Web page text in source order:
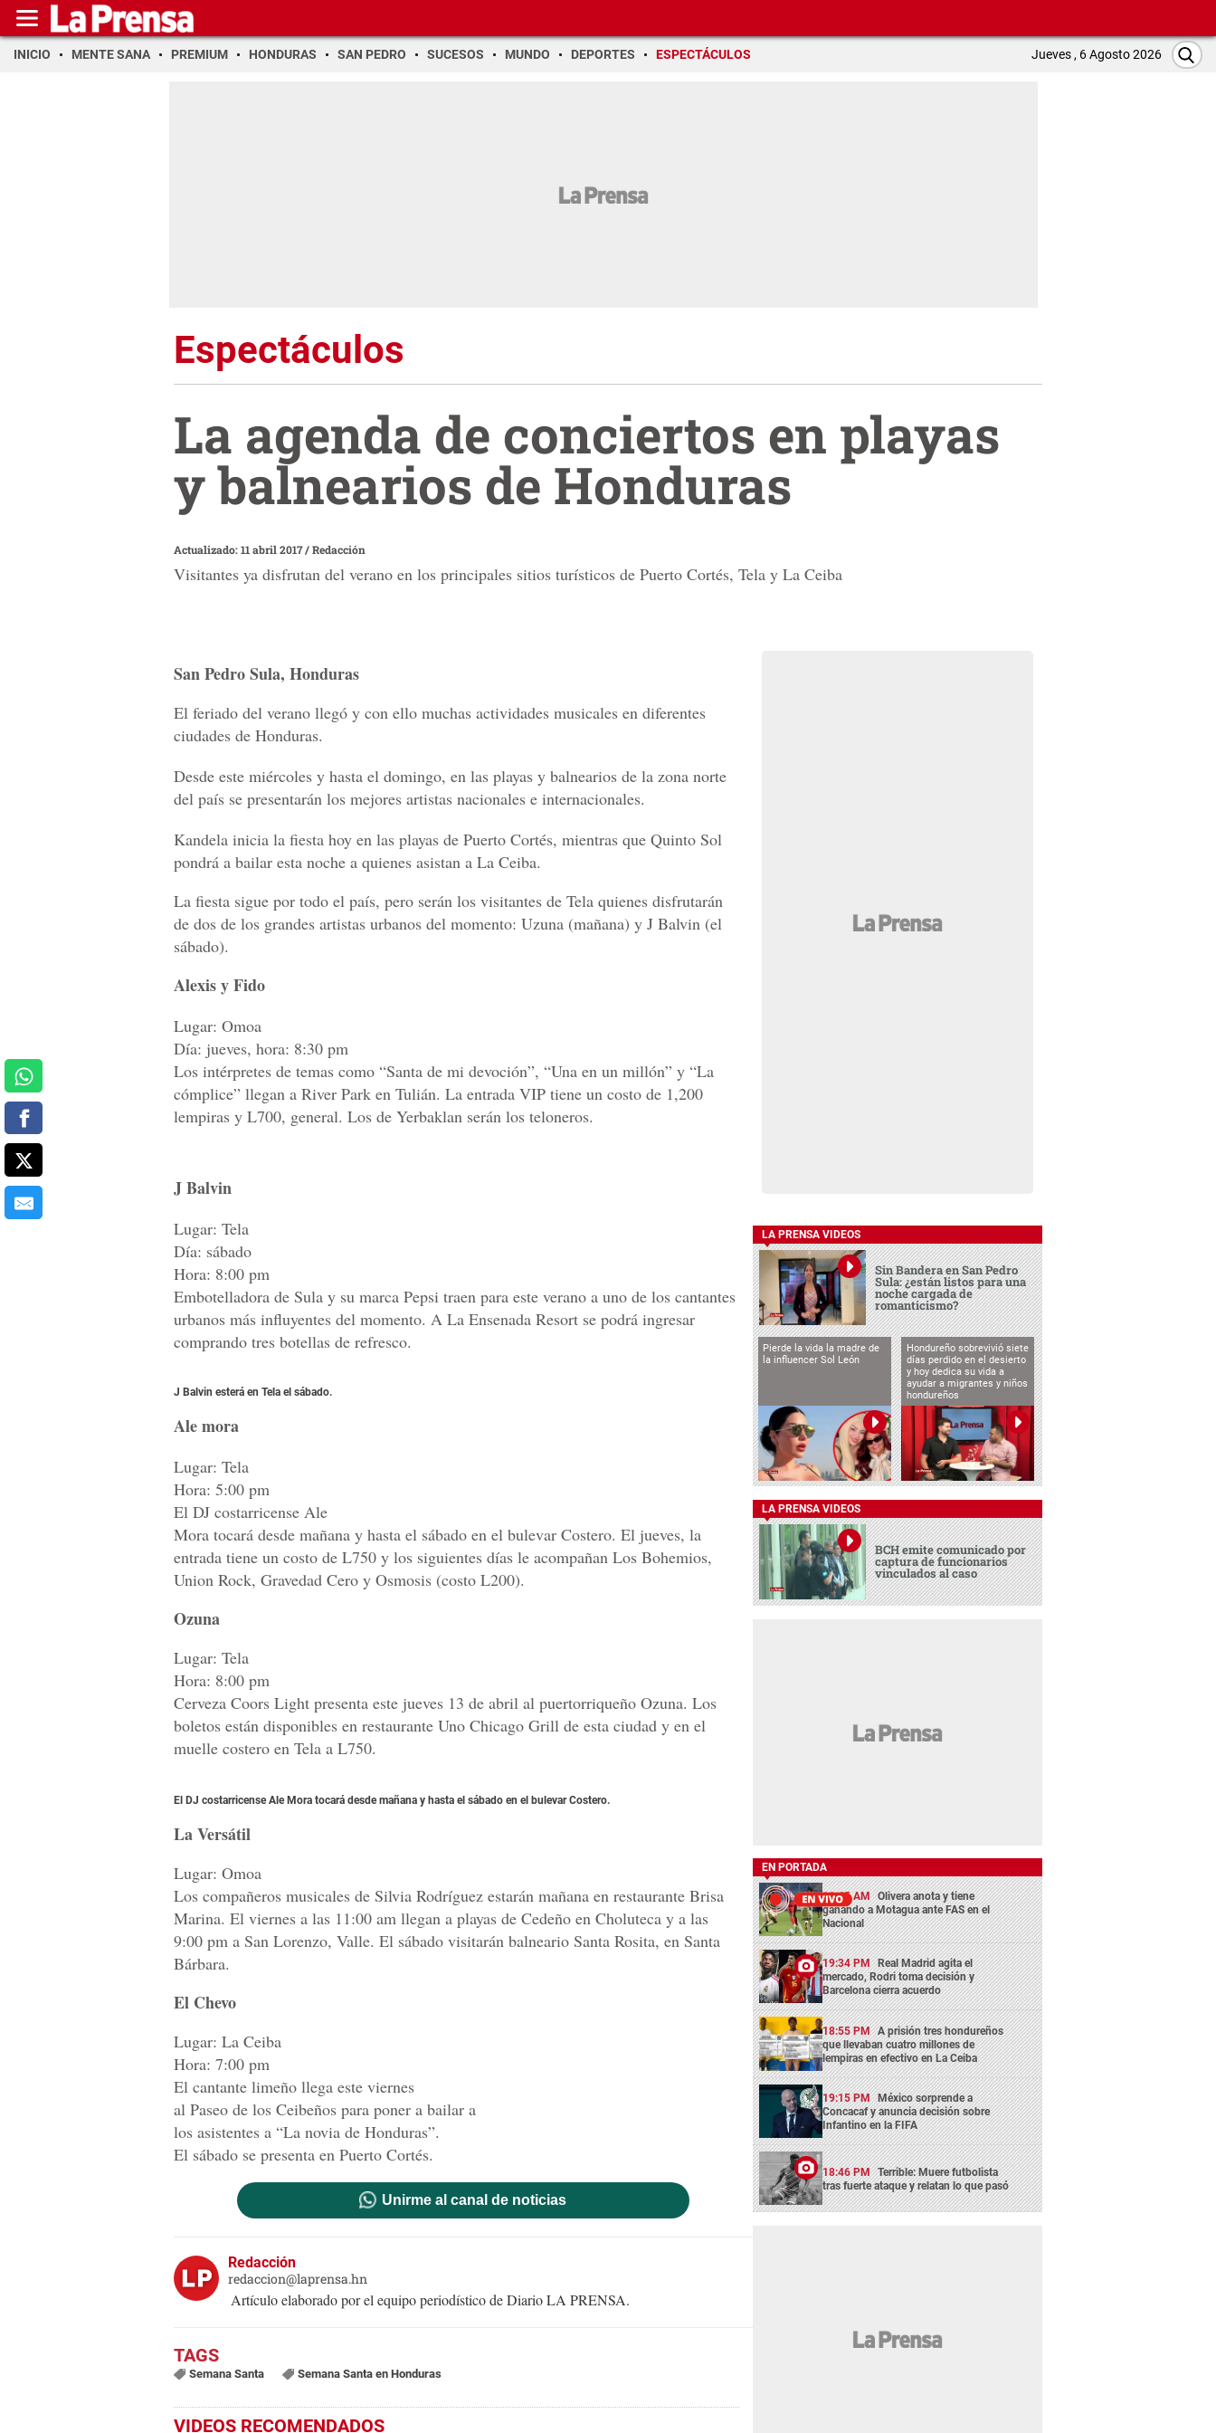
INICIO MENTE SANA PREMIUM HONDURAS SAN PEDRO SUCESOS MUNDO DEPORTES ESPECTÁCULOS Jueves , 6 Agosto 2026
Espectáculos
La agenda de conciertos en playas
y balnearios de Honduras
Actualizado: 11 abril 2017/Redacción
Visitantes ya disfrutan del verano en los principales sitios turísticos de Puerto Cortés, Tela y La Ceiba
San Pedro Sula, Honduras
El feriado del verano llegó y con ello muchas actividades musicales en diferentes
ciudades de Honduras.
Desde este miércoles y hasta el domingo, en las playas y balnearios de la zona norte
del país se presentarán los mejores artistas nacionales e internacionales.
Kandela inicia la fiesta hoy en las playas de Puerto Cortés, mientras que Quinto Sol
pondrá a bailar esta noche a quienes asistan a La Ceiba.
La fiesta sigue por todo el país, pero serán los visitantes de Tela quienes disfrutarán
de dos de los grandes artistas urbanos del momento: Uzuna (mañana) y J Balvin (el
sábado).
Alexis y Fido
Lugar: Omoa
Día: jueves, hora: 8:30 pm
Los intérpretes de temas como “Santa de mi devoción”, “Una en un millón” y “La
cómplice” llegan a River Park en Tulián. La entrada VIP tiene un costo de 1,200
lempiras y L700, general. Los de Yerbaklan serán los teloneros.
J Balvin
Lugar: Tela
Día: sábado
Hora: 8:00 pm
Embotelladora de Sula y su marca Pepsi traen para este verano a uno de los cantantes
urbanos más influyentes del momento. A La Ensenada Resort se podrá ingresar
comprando tres botellas de refresco.
J Balvin esterá en Tela el sábado.
Ale mora
Lugar: Tela
Hora: 5:00 pm
El DJ costarricense Ale
Mora tocará desde mañana y hasta el sábado en el bulevar Costero. El jueves, la
entrada tiene un costo de L750 y los siguientes días le acompañan Los Bohemios,
Union Rock, Gravedad Cero y Osmosis (costo L200).
Ozuna
Lugar: Tela
Hora: 8:00 pm
Cerveza Coors Light presenta este jueves 13 de abril al puertorriqueño Ozuna. Los
boletos están disponibles en restaurante Uno Chicago Grill de esta ciudad y en el
muelle costero en Tela a L750.
El DJ costarricense Ale Mora tocará desde mañana y hasta el sábado en el bulevar Costero.
La Versátil
Lugar: Omoa
Los compañeros musicales de Silvia Rodríguez estarán mañana en restaurante Brisa
Marina. El viernes a las 11:00 am llegan a playas de Cedeño en Choluteca y a las
9:00 pm a San Lorenzo, Valle. El sábado visitarán balneario Santa Rosita, en Santa
Bárbara.
El Chevo
Lugar: La Ceiba
Hora: 7:00 pm
El cantante limeño llega este viernes
al Paseo de los Ceibeños para poner a bailar a
los asistentes a “La novia de Honduras”.
El sábado se presenta en Puerto Cortés.
Unirme al canal de noticias
Redacción
redaccion@laprensa.hn
Artículo elaborado por el equipo periodístico de Diario LA PRENSA.
Semana Santa Semana Santa en Honduras
VIDEOS RECOMENDADOS
LA PRENSA VIDEOS
Sin Bandera en San Pedro
Sula: ¿están listos para una
noche cargada de
romanticismo?
Pierde la vida la madre de
la influencer Sol León
Hondureño sobrevivió siete
días perdido en el desierto
y hoy dedica su vida a
ayudar a migrantes y niños
hondureños
LA PRENSA VIDEOS
BCH emite comunicado por
captura de funcionarios
vinculados al caso
EN PORTADA
11:45 AM Olivera anota y tiene
ganando a Motagua ante FAS en el
Nacional
19:34 PM Real Madrid agita el
mercado, Rodri toma decisión y
Barcelona cierra acuerdo
18:55 PM A prisión tres hondureños
que llevaban cuatro millones de
lempiras en efectivo en La Ceiba
19:15 PM México sorprende a
Concacaf y anuncia decisión sobre
Infantino en la FIFA
18:46 PM Terrible: Muere futbolista
tras fuerte ataque y relatan lo que pasó